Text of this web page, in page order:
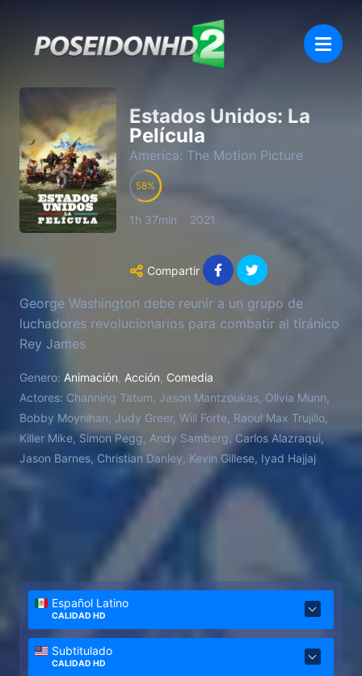
Estados Unidos: La
Película
America: The Motion Picture
58
1h 37min 2021
Compartir
George Washington debe reunir a un grupo de
luchadores revolucionarios para combatir al tiránico
Rey James
Genero: Animación, Acción Comedia
Actores: Channing Tatum, Jason Mantzoukas, Olivia Munn,
Bobby Moynihan, Judy Greer, Will Forte, Raoul Max Trujillo,
Killer Mike, Simon Pegg, Andy Samberg, Carlos Alazraqui,
Jason Barnes, Christian Danley, Kevin Gillese, Iyad Hajjaj
Español Latino
CALIDAD HD
Subtitulado
CALIDAD HD